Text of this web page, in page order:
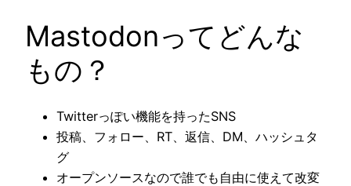
Mastodonってどんな
もの？
Twitterっぽい機能を持ったSNS
投稿、フォロー、RT、返信、DM、ハッシュタ
グ
オープンソースなので誰でも自由に使えて改変